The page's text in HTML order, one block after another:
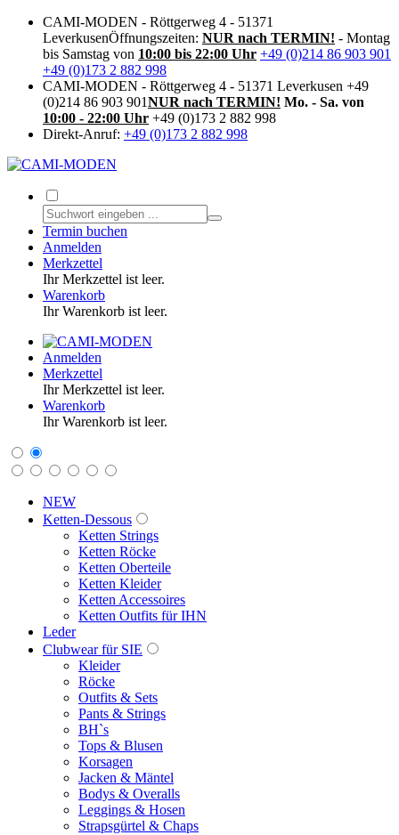
CAMI-MODEN - Röttgerweg 4 - 51371
LeverkusenÖffnungszeiten: NUR nach TERMIN! - Montag
bis Samstag von 10:00 bis 22:00 Uhr +49 (0)214 86 903 901
+49 (0)173 2 882 998
CAMI-MODEN - Röttgerweg 4 - 51371 Leverkusen +49
(0)214 86 903 901NUR nach TERMIN! Mo. - Sa. von
10:00 - 22:00 Uhr +49 (0)173 2 882 998
Direkt-Anruf: +49 (0)173 2 882 998
Termin buchen
Anmelden
Merkzettel
Ihr Merkzettel ist leer.
Warenkorb
Ihr Warenkorb ist leer.
Anmelden
Merkzettel
Ihr Merkzettel ist leer.
Warenkorb
Ihr Warenkorb ist leer.
NEW
Ketten-Dessous
Ketten Strings
Ketten Röcke
Ketten Oberteile
Ketten Kleider
Ketten Accessoires
Ketten Outfits für IHN
Leder
Clubwear für SIE
Kleider
Röcke
Outfits & Sets
Pants & Strings
BH`s
Tops & Blusen
Korsagen
Jacken & Mäntel
Bodys & Overalls
Leggings & Hosen
Strapsgürtel & Chaps